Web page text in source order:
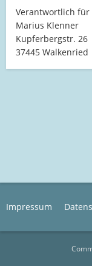
Verantwortlich für
Marius Klenner
Kupferbergstr. 26
37445 Walkenried
Impressum